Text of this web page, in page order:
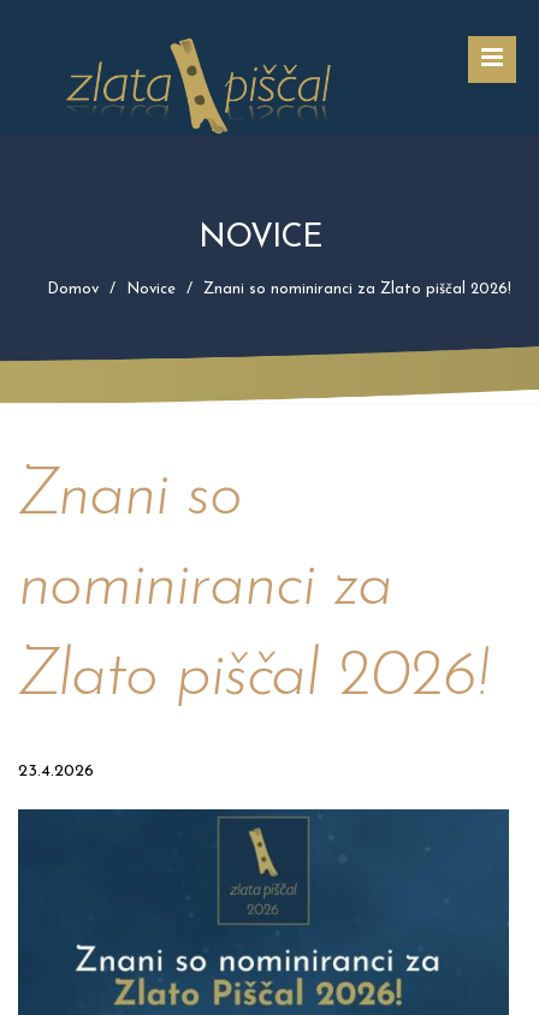
Domov Novice Znani so nominiranci za Zlato piščal 2026!
NOVICE
Znani so
nominiranci za
Zlato piščal 2026!
23.4.2026